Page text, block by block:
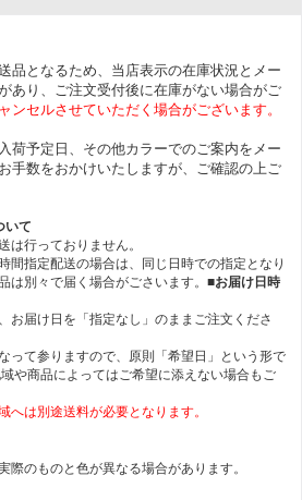
品となるため、当店表示の在庫状況とメー
あり、ご注文受付後に在庫がない場合がご
ンセルさせていただく場合がございます。
荷予定日、その他カラーでのご案内をメー
手数をおかけいたしますが、ご確認の上ご
いて
は行っておりません。
間指定配送の場合は、同じ日時での指定となり
は別々で届く場合がごさいます。 ■お届け日時
お届け日を「指定なし」のままご注文くださ
って参りますので、原則「希望日」という形で
や商品によってはご希望に添えない場合もご
へは別途送料が必要となります。
際のものと色が異なる場合があります。